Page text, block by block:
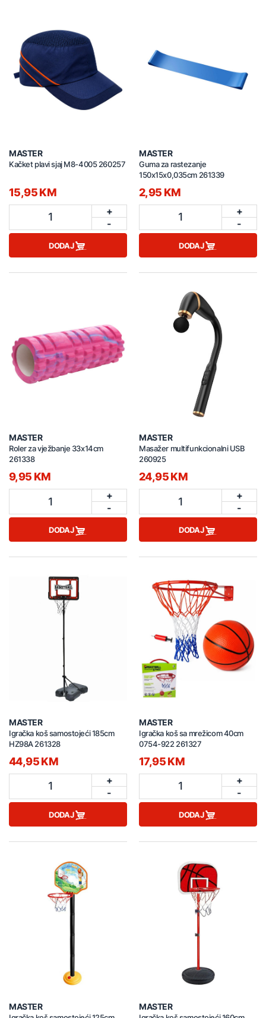
MASTER
Kačket plavi sjaj M8-4005 260257
15,95 KM
1
+
-
DODAJ
MASTER
Guma za rastezanje
150x15x0,035cm 261339
2,95 KM
1
+
-
DODAJ
MASTER
Roler za vježbanje 33x14cm
261338
9,95 KM
1
+
-
DODAJ
MASTER
Masažer multifunkcionalni USB
260925
24,95 KM
1
+
-
DODAJ
MASTER
Igračka koš samostojeći 185cm
HZ98A 261328
44,95 KM
1
+
-
DODAJ
MASTER
Igračka koš sa mrežicom 40cm
0754-922 261327
17,95 KM
1
+
-
DODAJ
MASTER MASTER